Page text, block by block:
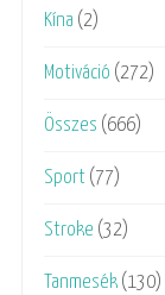
Kína (2)
Motiváció (272)
Összes (666)
Sport (77)
Stroke (32)
Tanmesék (130)